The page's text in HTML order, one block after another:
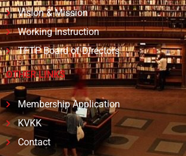
Vision & Mission
Working Instruction
TFTP Board of Directors
OTHER LINKS
Membership Application
KVKK
Contact